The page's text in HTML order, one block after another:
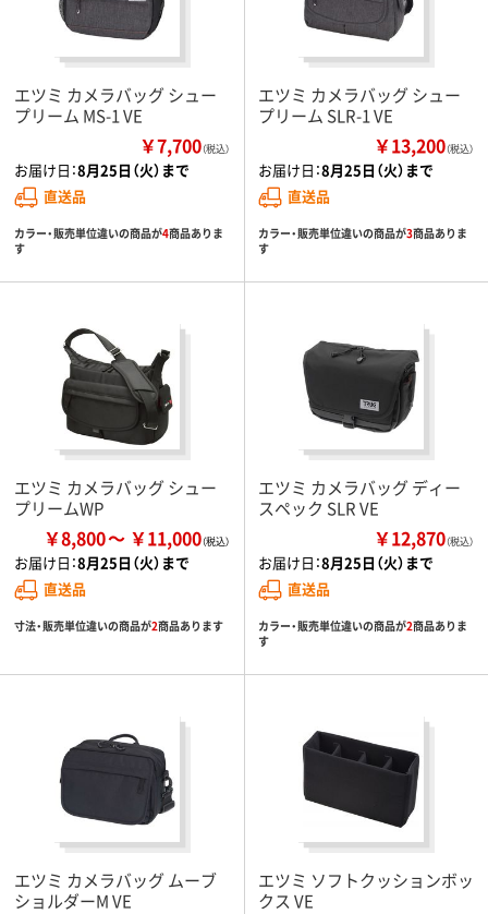
エツミ カメラバッグ シュー
プリーム MS-1 VE
￥7,700（税込）
お届け日：8月25日（火）まで
直送品
カラー・販売単位違いの商品が4商品ありま
す
エツミ カメラバッグ シュー
プリーム SLR-1 VE
￥13,200（税込）
お届け日：8月25日（火）まで
直送品
カラー・販売単位違いの商品が3商品ありま
す
エツミ カメラバッグ シュー
プリームWP
￥8,800 ￥11,000
お届け日：8月25日（火）まで
直送品
寸法・販売単位違いの商品が2商品あります
エツミ カメラバッグ ディー
スペック SLR VE
￥12,870（税込）
お届け日：8月25日（火）まで
直送品
カラー・販売単位違いの商品が2商品ありま
す
エツミ カメラバッグ ムーブ
ショルダーM VE
エツミ ソフトクッションボッ
クス VE